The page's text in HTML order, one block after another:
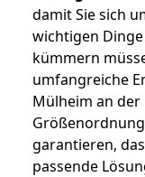
damit Sie sich
wichtigen
kümmern
umfangreiche
Mülheim an
garantieren,
passende